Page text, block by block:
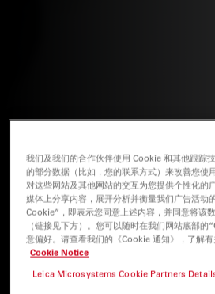
我们及我们的合作伙伴使用 Cookie 和其他跟踪
的部分数据（比如，您的联系方式）来改善您使
对这些网站及其他网站的交互为您提供个性化的
媒体上分享内容，展开分析并衡量我们广告活动
Cookie”，即表示您同意上述内容，并同意将该
（链接见下方）。您可以随时在我们网站底部
意偏好。请查看我们的《Cookie 通知》，了解
Cookie Notice
Leica Microsystems Cookie Partners